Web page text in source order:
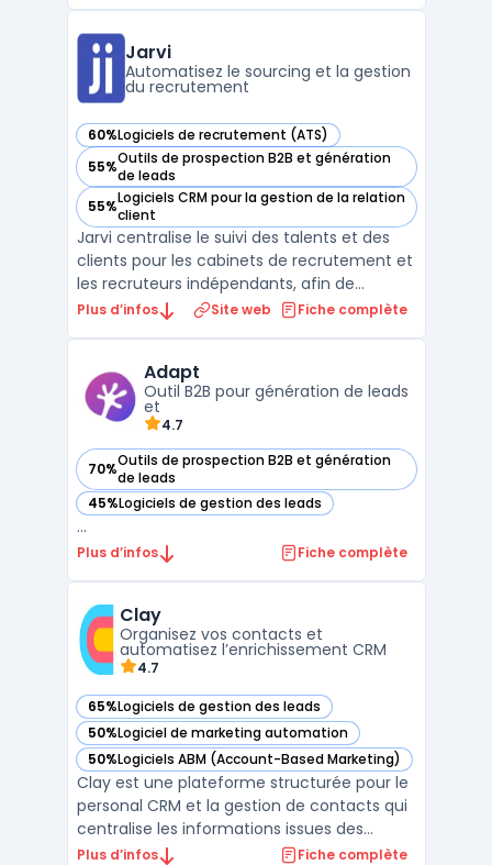
ainsi aux entreprises de maximiser leur
potentiel s ...
Jarvi
Automatisez le sourcing et la gestion
du recrutement
60%Logiciels de recrutement (ATS)
— voir Jarvi dans cette catégorie
55%Outils de prospection B2B et génération
de leads
— voir Jarvi dans cette catégorie
55%Logiciels CRM pour la gestion de la relation
client
— voir Jarvi dans cette catégorie
Jarvi centralise le suivi des talents et des
clients pour les cabinets de recrutement et
les recruteurs indépendants, afin de
répondre à la multiplication des outils. Le
opportunités, de la prospection et des
clients. Il ...
Plus d’infos Site web Fiche complète
Adapt
Outil B2B pour génération de leads
et
4.7
70%Outils de prospection B2B et génération
de leads
— voir Adapt dans cette catégorie
45%Logiciels de gestion des leads
— voir Adapt dans cette catégorie
...
Plus d’infos Fiche complète
Clay
Organisez vos contacts et
automatisez l’enrichissement CRM
4.7
65%Logiciels de gestion des leads
— voir Clay dans cette catégorie
50%Logiciel de marketing automation
— voir Clay dans cette catégorie
50%Logiciels ABM (Account-Based Marketing)
— voir Clay dans cette catégorie
Clay est une plateforme structurée pour le
personal CRM et la gestion de contacts qui
centralise les informations issues des
emails, réseaux sociaux et agendas afin
Plus d’infos Fiche complète